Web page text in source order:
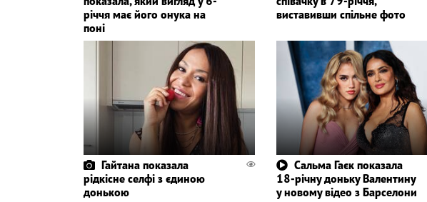
річчя має його онука на
поні
виставивши спільне фото
Гайтана показала
рідкісне селфі з єдиною
донькою
Сальма Гаєк показала
18-річну доньку Валентину
у новому відео з Барселони